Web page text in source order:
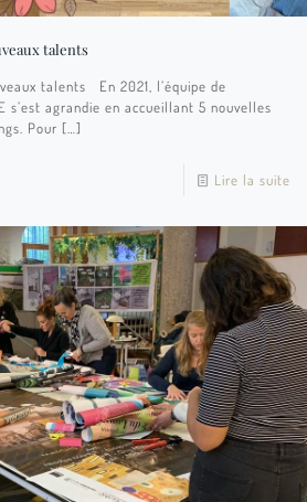
talents
talents En 2021, l’équipe de
s’est agrandie en accueillant 5 nouvelles
Pour […]
Lire la suite